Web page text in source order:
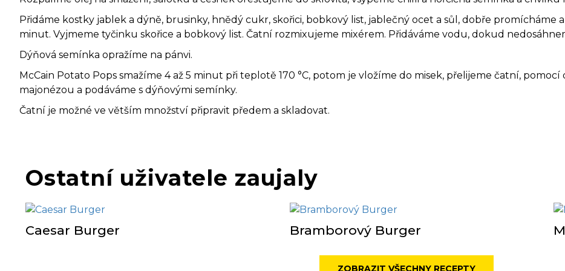
Přidáme kostky jablek a dýně, brusinky, hnědý cukr, skořici, bobkový list, jablečný ocet a sůl, dobře
minut. Vyjmeme tyčinku skořice a bobkový list. Čatní rozmixujeme mixérem. Přidáváme vodu, dokud
Dýňová semínka opražíme na pánvi.
McCain Potato Pops smažíme 4 až 5 minut při teplotě 170 °C, potom je vložíme do misek, přelijeme čatní,
majonézou a podáváme s dýňovými semínky.
Čatní je možné ve větším množství připravit předem a skladovat.
Ostatní uživatele zaujaly
Caesar Burger Bramborový Burger
ZOBRAZIT VŠECHNY RECEPTY